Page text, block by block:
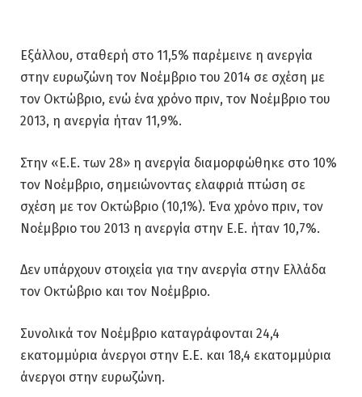
Εξάλλου, σταθερή στο 11,5% παρέμεινε η ανεργία
στην ευρωζώνη τον Νοέμβριο του 2014 σε σχέση με
τον Οκτώβριο, ενώ ένα χρόνο πριν, τον Νοέμβριο του
2013, η ανεργία ήταν 11,9%.
Στην «Ε.Ε. των 28» η ανεργία διαμορφώθηκε στο 10%
τον Νοέμβριο, σημειώνοντας ελαφριά πτώση σε
σχέση με τον Οκτώβριο (10,1%). Ένα χρόνο πριν, τον
Νοέμβριο του 2013 η ανεργία στην Ε.Ε. ήταν 10,7%.
Δεν υπάρχουν στοιχεία για την ανεργία στην Ελλάδα
τον Οκτώβριο και τον Νοέμβριο.
Συνολικά τον Νοέμβριο καταγράφονται 24,4
εκατομμύρια άνεργοι στην Ε.Ε. και 18,4 εκατομμύρια
άνεργοι στην ευρωζώνη.